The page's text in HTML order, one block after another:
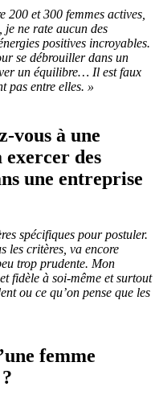
200 et 300 femmes actives,
je ne rate aucun des
positives incroyables.
se débrouiller dans un
un équilibre… Il est faux
pas entre elles. »
vous à une
exercer des
une entreprise
spécifiques pour postuler.
les critères, va encore
trop prudente. Mon
fidèle à soi-même et surtout
ou ce qu’on pense que les
femme